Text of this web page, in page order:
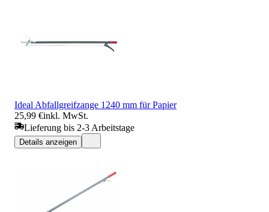
Ideal Abfallgreifzange 1240 mm für Papier
25,99 €inkl. MwSt.
Lieferung bis 2-3 Arbeitstage
Details anzeigen